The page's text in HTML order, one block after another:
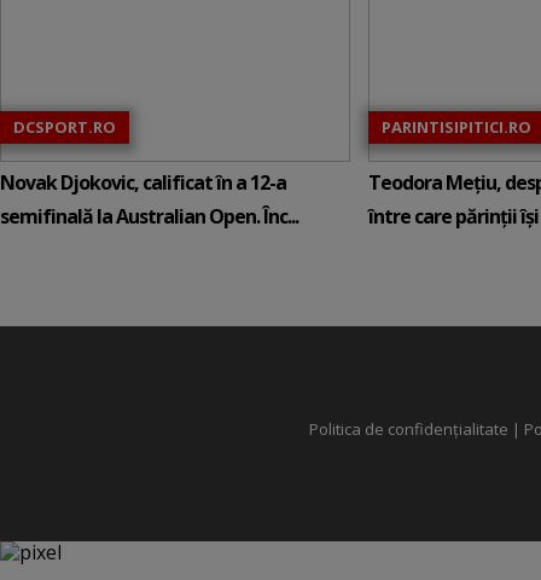
DCSPORT.RO
Novak Djokovic, calificat în a 12-a
semifinală la Australian Open. Înc...
PARINTISIPITICI.RO
Teodora Mețiu,
între care părinții își
Politica de confidențialitate |